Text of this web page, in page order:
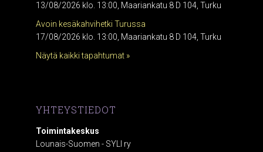
13/08/2026 klo. 13:00, Maariankatu 8 D 104, Turku
Avoin kesäkahvihetki Turussa
17/08/2026 klo. 13:00, Maariankatu 8 D 104, Turku
Näytä kaikki tapahtumat »
YHTEYSTIEDOT
Toimintakeskus
Lounais-Suomen - SYLI ry